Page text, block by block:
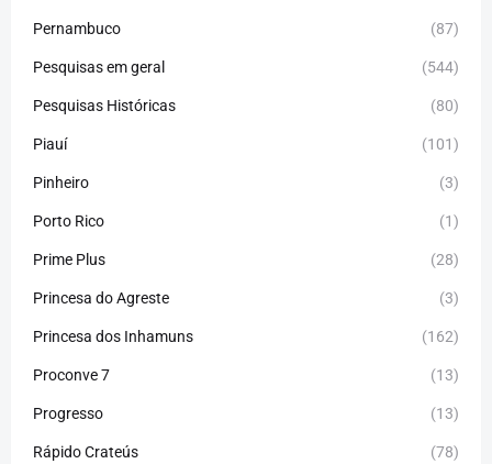
Pernambuco (87)
Pesquisas em geral (544)
Pesquisas Históricas (80)
Piauí (101)
Pinheiro (3)
Porto Rico (1)
Prime Plus (28)
Princesa do Agreste (3)
Princesa dos Inhamuns (162)
Proconve 7 (13)
Progresso (13)
Rápido Crateús (78)